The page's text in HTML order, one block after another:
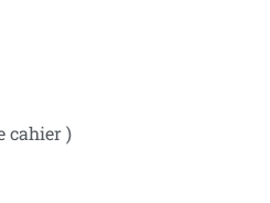
cahier )